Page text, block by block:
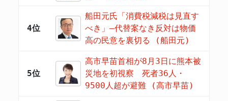
4位
船田元氏「消費税減税は見直す
べき」―代替案なき反対は物価
高の民意を裏切る (船田元)
5位
高市早苗首相が8月3日に熊本被
災地を初視察 死者36人・
9500人超が避難 (高市早苗)